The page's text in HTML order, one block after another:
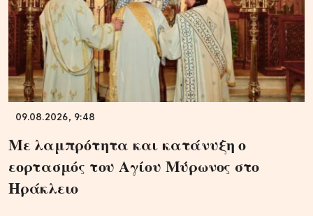
09.08.2026, 9:48
Με λαμπρότητα και κατάνυξη ο
εορτασμός του Αγίου Μύρωνος στο
Ηράκλειο